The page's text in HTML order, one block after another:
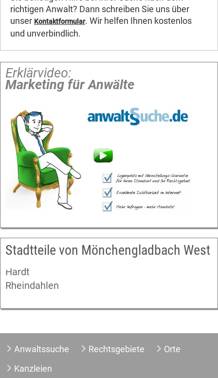
richtigen Anwalt? Dann schreiben Sie uns über
unser Kontaktformular. Wir helfen Ihnen kostenlos
und unverbindlich.
Erklärvideo:
Marketing für Anwälte
Stadtteile von Mönchengladbach West
Hardt
Rheindahlen
Anwaltssuche Rechtsgebiete
Orte
Kanzleien